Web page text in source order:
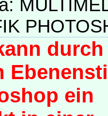
durch
ein